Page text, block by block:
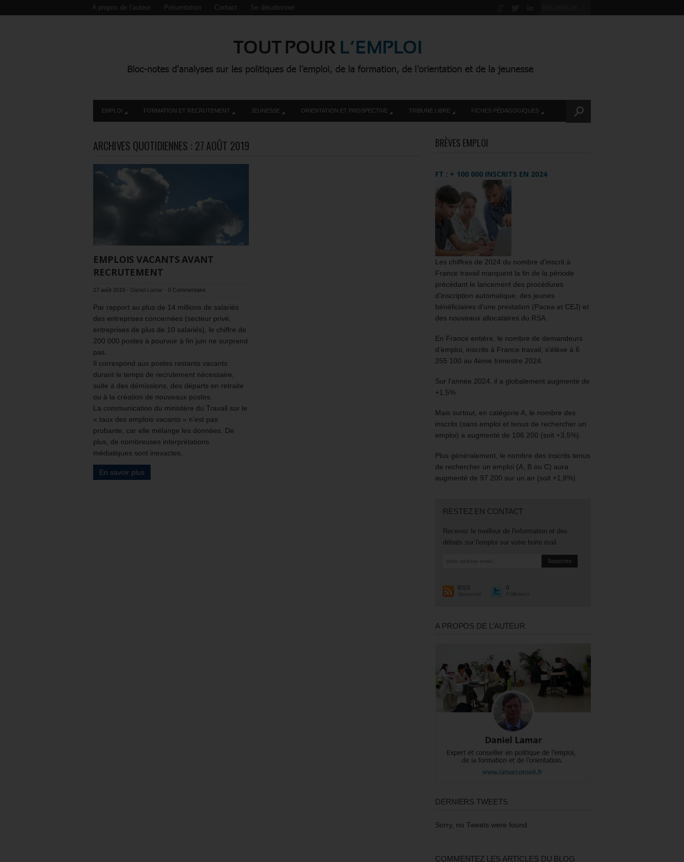
A propos de l’auteur Présentation Contact Se désabonner
EMPLOI FORMATION ET RECRUTEMENT JEUNESSE ORIENTATION ET PROSPECTIVE TRIBUNE LIBRE FICHES PÉDAGOGIQUES
ARCHIVES QUOTIDIENNES : 27 AOÛT 2019
EMPLOIS VACANTS AVANT
RECRUTEMENT
27 août 2019 - Daniel Lamar - 0 Commentaire
Par rapport au plus de 14 millions de salariés
des entreprises concernées (secteur privé,
entreprises de plus de 10 salariés), le chiffre de
200 000 postes à pourvoir à fin juin ne surprend
pas.
Il correspond aux postes restants vacants
durant le temps de recrutement nécessaire,
suite à des démissions, des départs en retraite
ou à la création de nouveaux postes.
La communication du ministère du Travail sur le
« taux des emplois vacants » n’est pas
probante, car elle mélange les données. De
plus, de nombreuses interprétations
médiatiques sont inexactes.
En savoir plus
BRÈVES EMPLOI
FT : + 100 000 INSCRITS EN 2024
Les chiffres de 2024 du nombre d’inscrit à
France travail marquent la fin de la période
précédant le lancement des procédures
d’inscription automatique, des jeunes
bénéficiaires d’une prestation (Pacea et CEJ) et
des nouveaux allocataires du RSA.
En France entière, le nombre de demandeurs
d’emploi, inscrits à France travail, s’élève à 6
255 100 au 4ème trimestre 2024.
Sur l’année 2024, il a globalement augmenté de
+1,5%.
Mais surtout, en catégorie A, le nombre des
inscrits (sans emploi et tenus de rechercher un
emploi) a augmenté de 106 200 (soit +3,5%).
Plus généralement, le nombre des inscrits tenus
de rechercher un emploi (A, B ou C) aura
augmenté de 97 200 sur un an (soit +1,8%).
RESTEZ EN CONTACT
Recevez le meilleur de l'information et des
débats sur l'emploi sur votre boite mail.
RSS
Souscrire
0
Followers
A PROPOS DE L’AUTEUR
DERNIERS TWEETS
Sorry, no Tweets were found.
COMMENTEZ LES ARTICLES DU BLOG